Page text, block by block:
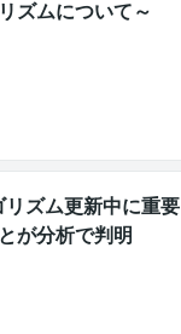
ズムについて～
リズム更新中に重要
が分析で判明